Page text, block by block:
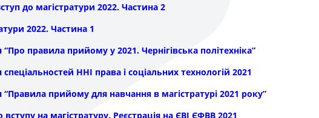
до магістратури 2022. Частина 2
2022. Частина 1
“Про правила прийому у 2021. Чернігівська політехніка”
спеціальностей ННІ права і соціальних технологій 2021
“Правила прийому для навчання в магістратурі 2021 року”
на магістратуру. Реєстрація на ЄВІ ЄФВВ 2021